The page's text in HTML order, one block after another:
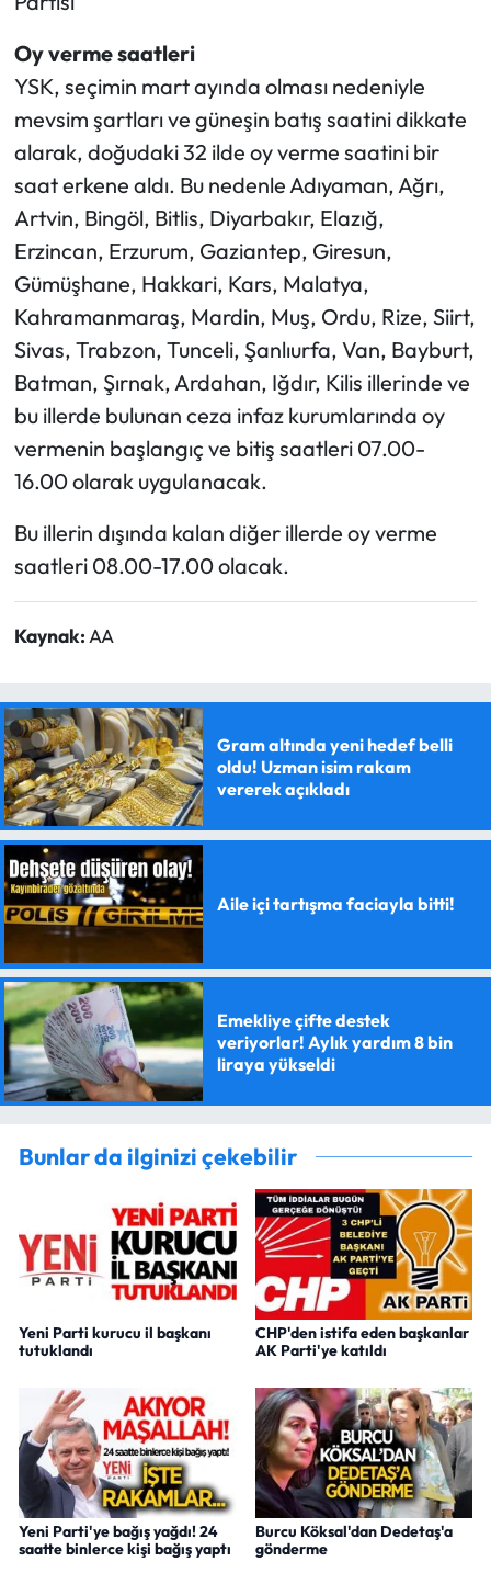
Oy verme saatleri
YSK, seçimin mart ayında olması nedeniyle
mevsim şartları ve güneşin batış saatini dikkate
alarak, doğudaki 32 ilde oy verme saatini bir
saat erkene aldı. Bu nedenle Adıyaman, Ağrı,
Artvin, Bingöl, Bitlis, Diyarbakır, Elazığ,
Erzincan, Erzurum, Gaziantep, Giresun,
Gümüşhane, Hakkari, Kars, Malatya,
Kahramanmaraş, Mardin, Muş, Ordu, Rize, Siirt,
Sivas, Trabzon, Tunceli, Şanlıurfa, Van, Bayburt,
Batman, Şırnak, Ardahan, Iğdır, Kilis illerinde ve
bu illerde bulunan ceza infaz kurumlarında oy
vermenin başlangıç ve bitiş saatleri 07.00-
16.00 olarak uygulanacak.
Bu illerin dışında kalan diğer illerde oy verme
saatleri 08.00-17.00 olacak.
Kaynak: AA
Gram altında yeni hedef belli
oldu! Uzman isim rakam
vererek açıkladı
Aile içi tartışma faciayla bitti!
Emekliye çifte destek
veriyorlar! Aylık yardım 8 bin
liraya yükseldi
Bunlar da ilginizi çekebilir
Yeni Parti kurucu il başkanı
tutuklandı
CHP'den istifa eden başkanlar
AK Parti'ye katıldı
Yeni Parti'ye bağış yağdı! 24
saatte binlerce kişi bağış yaptı
Burcu Köksal'dan Dedetaş'a
gönderme